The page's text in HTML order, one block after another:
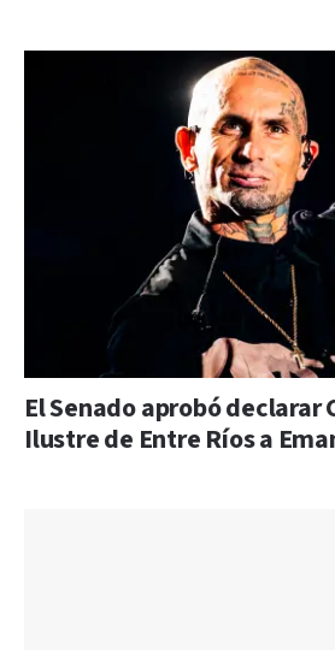
El Senado aprobó declarar
Ilustre de Entre Ríos a